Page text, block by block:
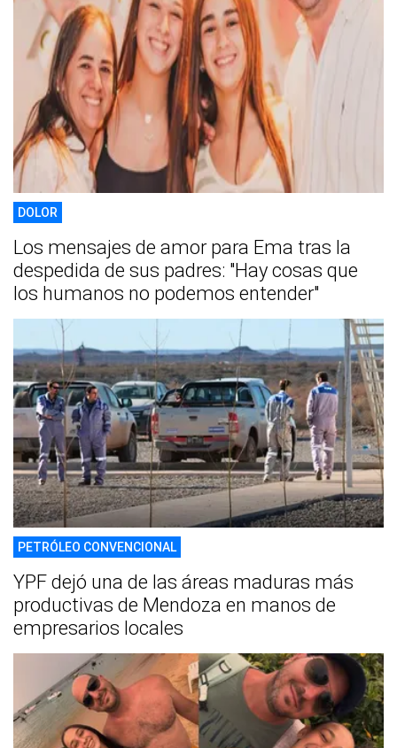
DOLOR
Los mensajes de amor para Ema tras la
despedida de sus padres: "Hay cosas que
los humanos no podemos entender"
PETRÓLEO CONVENCIONAL
YPF dejó una de las áreas maduras más
productivas de Mendoza en manos de
empresarios locales